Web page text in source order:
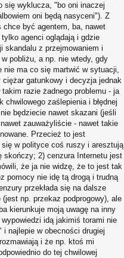
się wyklucza, "bo oni inaczej
oni będą nasyceni"). Z
chce być agentem, ba, nawet
agenci oglądają i gdzie
skandalu z przejmowaniem i
pobliżu, a np. nie wtedy, gdy
nie ma co się martwić w sytuacji,
gatunkowy i decyzja jednak
razie żadnego problemu - ja
zaślepienia i błędnej
będziecie nawet skazani (jeśli
zauważyliście - nawet takie
Przecież to jest
w polityce coś ruszy i aresztują
2) cenzura Internetu jest
że ja nie widzę, że to jest tak
pomocy nie idę tą drogą i trudną
przekłada się na dalsze
np. przekaz podprogowy), ale
kierunkuje moją uwagę na inny
idą jakimiś torami nie
najlepie w obecności drugiej
i że np. ktoś mi
do tej chwilowej